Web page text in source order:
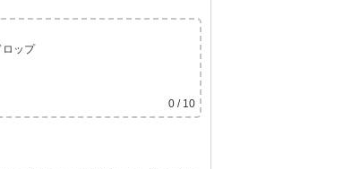
ロップ
0 / 10